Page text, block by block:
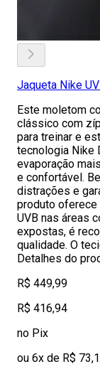
Jaqueta Nike
Este moletom
clássico com
para treinar e
tecnologia Nike
evaporação
e confortável.
distrações e
produto oferece
UVB nas áreas
expostas, é
qualidade. O
Detalhes do
R$ 449,99
R$ 416,94
no Pix
ou 6x de R$